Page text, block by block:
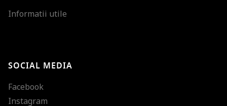
Informatii utile
SOCIAL MEDIA
Facebook
Instagram